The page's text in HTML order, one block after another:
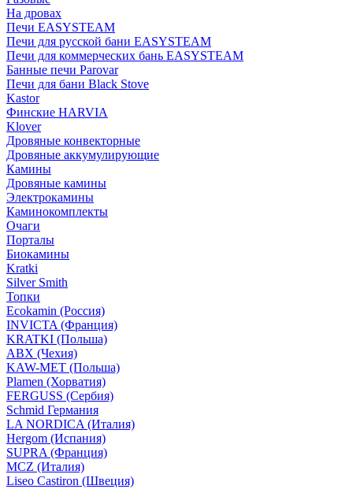
На дровах
Печи EASYSTEAM
Печи для русской бани EASYSTEAM
Печи для коммерческих бань EASYSTEAM
Банные печи Parovar
Печи для бани Black Stove
Kastor
Финские HARVIA
Klover
Дровяные конвекторные
Дровяные аккумулирующие
Камины
Дровяные камины
Электрокамины
Каминокомплекты
Очаги
Порталы
Биокамины
Kratki
Silver Smith
Топки
Ecokamin (Россия)
INVICTA (Франция)
KRATKI (Польша)
ABX (Чехия)
KAW-MET (Польша)
Plamen (Хорватия)
FERGUSS (Сербия)
Schmid Германия
LA NORDICA (Италия)
Hergom (Испания)
SUPRA (Франция)
MCZ (Италия)
Liseo Castiron (Швеция)